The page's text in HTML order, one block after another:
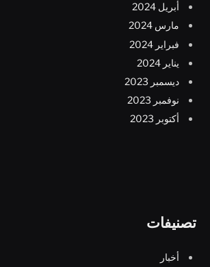
أبريل 2024
مارس 2024
فبراير 2024
يناير 2024
ديسمبر 2023
نوفمبر 2023
أكتوبر 2023
تصنيفات
أخبار